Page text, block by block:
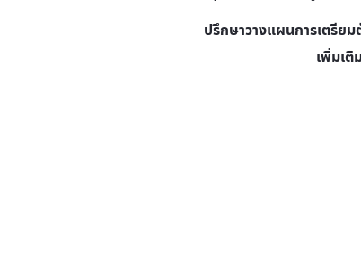
ปรึกษาวางแผนการเตรียม
เพิ่มเ